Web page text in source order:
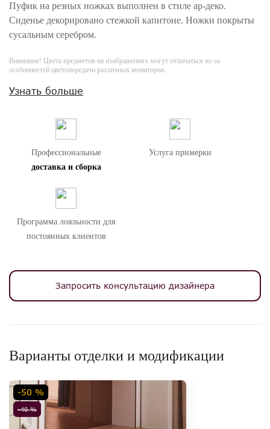
Пуфик на резных ножках выполнен в стиле ар-деко.
Сиденье декорировано стежкой капитоне. Ножки покрыты
сусальным серебром.
Внимание! Цвета предметов на изображениях могут отличаться из-за
особенностей цветопередачи различных мониторов.
Узнать больше
Профессиональные
доставка и сборка
Услуга примерки
Программа лояльности для
постоянных клиентов
Запросить консультацию дизайнера
Варианты отделки и модификации
-40 %
-50 %